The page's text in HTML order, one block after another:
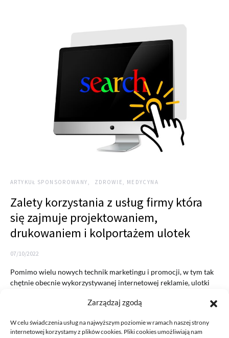
Zarządzaj zgodą
W celu świadczenia usług na najwyższym poziomie w ramach naszej strony
internetowej korzystamy z plików cookies. Pliki cookies umożliwiają nam
ARTYKUŁ SPONSOROWANY ZDROWIE, MEDYCYNA
Zalety korzystania z usług firmy która
się zajmuje projektowaniem,
drukowaniem i kolportażem ulotek
07/10/2022
Pomimo wielu nowych technik marketingu i promocji, w tym tak
chętnie obecnie wykorzystywanej internetowej reklamie, ulotki
READ MORE